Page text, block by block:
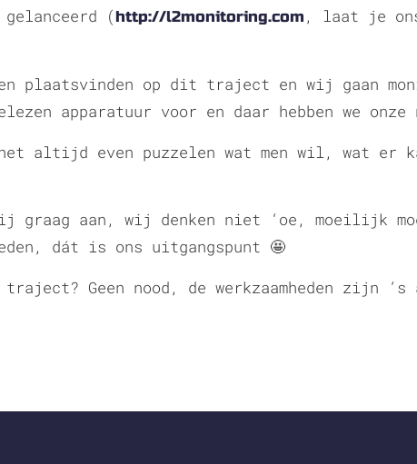
(http://l2monitoring.com , laat je
plaatsvinden op dit traject en wij gaan
apparatuur voor en daar hebben we onze
altijd even puzzelen wat men wil, wat er
graag aan, wij denken niet ‘oe, moeilijk
dát is ons uitgangspunt 🤩
traject? Geen nood, de werkzaamheden zijn